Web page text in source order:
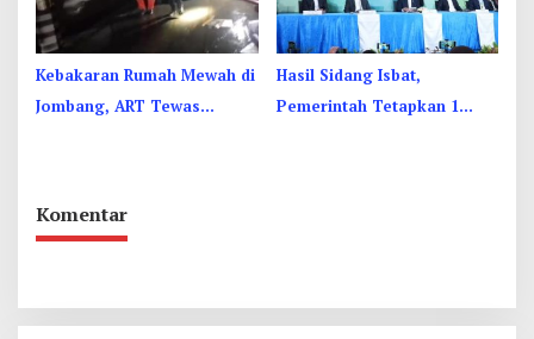
Kebakaran Rumah Mewah di
Jombang, ART Tewas
Hasil Sidang Isbat,
Pemerintah Tetapkan 1
Komentar